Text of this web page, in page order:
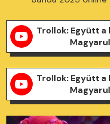
Trollok: Együtt a
Trollok: Együtt a